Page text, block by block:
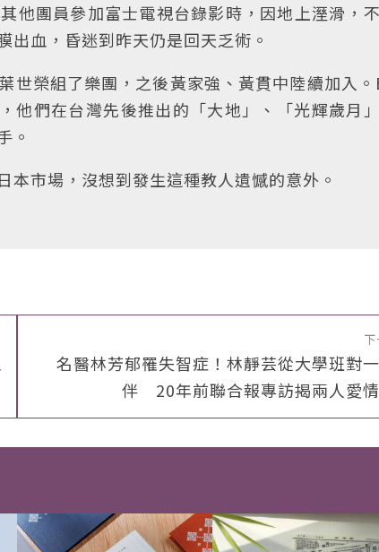
他團員參加富士電視台錄影時，因地上溼滑，
血，昏迷到昨天仍是回天乏術。
世榮組了樂團，之後黃家強、黃貫中陸續加入。
他們在台灣先後推出的「大地」、「光輝歲月
。
市場，沒想到發生這種教人遺憾的意外。
名醫林芳郁罹失智症！林靜芸從大學班對
伴 20年前聯合報專訪揭兩人愛